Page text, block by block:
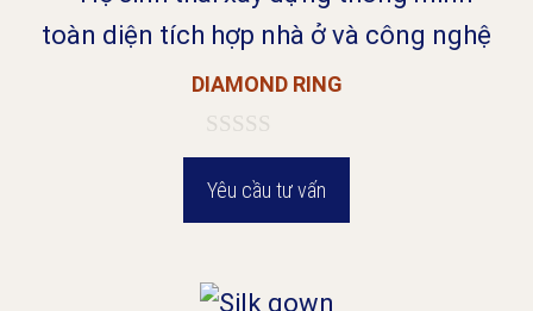
DIAMOND RING
0
n
g
o
5
Yêu cầu tư vấn